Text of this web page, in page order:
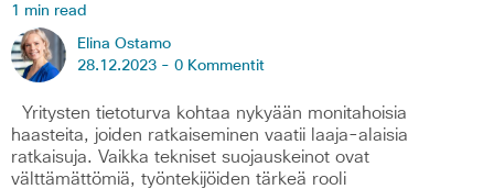
1 min read
Elina Ostamo
28.12.2023 - 0 Kommentit
Yritysten tietoturva kohtaa nykyään monitahoisia
haasteita, joiden ratkaiseminen vaatii laaja-alaisia
ratkaisuja. Vaikka tekniset suojauskeinot ovat
välttämättömiä, työntekijöiden tärkeä rooli